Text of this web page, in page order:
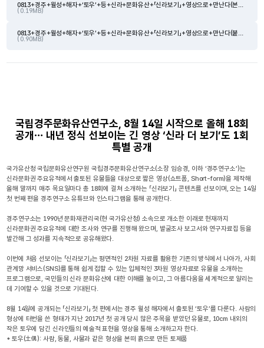
( 0.19MB)
0813+경주+월성+해자+‘토우’+등+신라+문화유산+「신라보기」+영상으로+만난다(붙임2).pdf
( 0.90MB)
국립경주문화유산연구소, 8월 14일 시작으로 올해 18회
공개… 내년 정식 선보이는 긴 영상 ‘신라 더 보기’도 1회
특별 공개
국가유산청 국립문화유산연구원 국립경주문화유산연구소(소장 임승경, 이하 ‘경주연구소’)는
신라문화권 주요유적에서 출토된 유물들을 대상으로 짧은 영상(쇼트폼, Short-form)을 제작해
올해 말까지 매주 목요일마다 총 18회에 걸쳐 소개하는 「신라보기」 콘텐츠를 선보이며, 오는 14일
첫 번째 편을 경주연구소 유튜브와 인스타그램을 통해 공개한다.
경주연구소는 1990년 문화재관리국(현 국가유산청) 소속으로 개소한 이래로 현재까지
신라문화권 주요유적에 대한 조사와 연구를 진행해 왔으며, 발굴조사 보고서와 연구자료집 등을
발간해 그 성과를 지속적으로 공유해왔다.
이번에 처음 선보이는 「신라보기」는 평면적인 2차원 자료를 활용한 기존의 방식에서 나아가, 사회
관계망 서비스(SNS)를 통해 쉽게 접할 수 있는 입체적인 3차원 영상자료로 유물을 소개하는
프로그램으로, 국민들의 신라 문화유산에 대한 이해를 높이고, 그 아름다움을 세계적으로 알리는
데 기여할 수 있을 것으로 기대된다.
8월 14일에 공개되는 「신라보기」 첫 편에서는 경주 월성 해자에서 출토된 ‘토우’를 다룬다. 사람의
형상에 터번을 쓴 형태가 지난 2017년 첫 공개 당시 많은 주목을 받았던 유물로, 10cm 내외의
작은 토우에 담긴 신라인들의 예술적 표현을 영상을 통해 소개하고자 한다.
* 토우(土偶): 사람, 동물, 사물과 같은 형상을 본떠 흙으로 만든 토제품